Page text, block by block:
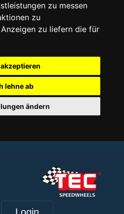
zu messen
zu
zu liefern die für
lehne ab
ändern